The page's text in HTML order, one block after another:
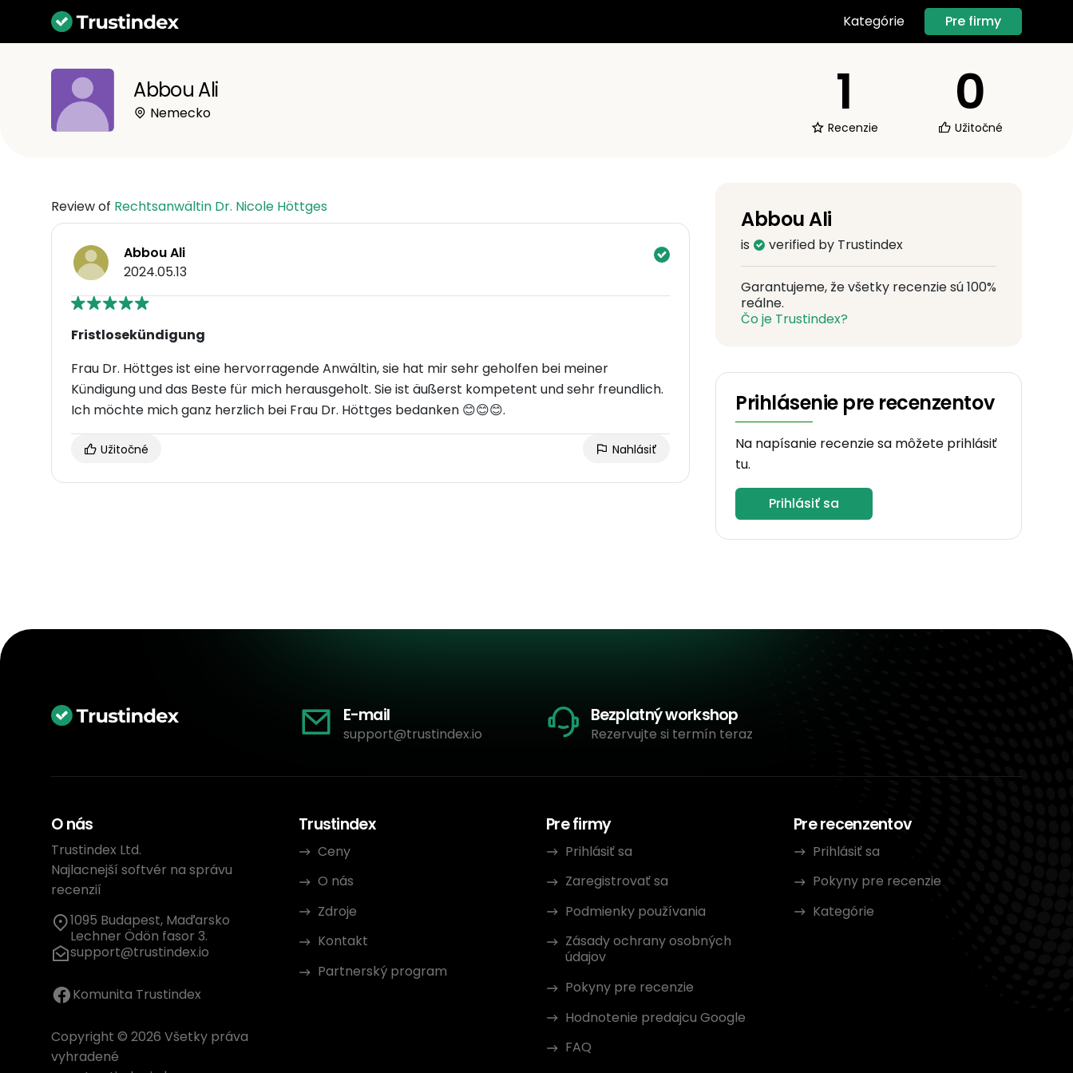
Kategórie Pre firmy
Abbou Ali
Nemecko 1
Recenzie
0
Užitočné
Review of Rechtsanwältin Dr. Nicole Höttges
Abbou Ali
2024.05.13
Fristlosekündigung
Frau Dr. Höttges ist eine hervorragende Anwältin, sie hat mir sehr geholfen bei meiner
Kündigung und das Beste für mich herausgeholt. Sie ist äußerst kompetent und sehr freundlich.
Ich möchte mich ganz herzlich bei Frau Dr. Höttges bedanken 😊😊😊.
Užitočné Nahlásiť
Abbou Ali
is verified by Trustindex
Garantujeme, že všetky recenzie sú 100%
reálne.
Čo je Trustindex?
Prihlásenie pre recenzentov
Na napísanie recenzie sa môžete prihlásiť
tu.
Prihlásiť sa
E-mail
support@trustindex.io
Bezplatný workshop
Rezervujte si termín teraz
O nás
Trustindex Ltd.
Najlacnejší softvér na správu
recenzií
1095 Budapest, Maďarsko
Lechner Ödön fasor 3.
support@trustindex.io
Komunita Trustindex
Copyright © 2026 Všetky práva
vyhradené
Trustindex
Ceny
O nás
Zdroje
Kontakt
Partnerský program
Pre firmy
Prihlásiť sa
Zaregistrovať sa
Podmienky používania
Zásady ochrany osobných
údajov
Pokyny pre recenzie
Hodnotenie predajcu Google
FAQ
Pre recenzentov
Prihlásiť sa
Pokyny pre recenzie
Kategórie